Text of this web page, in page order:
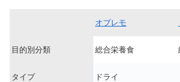
オブレモ
目的別分類 総合栄養食
タイプ ドライ